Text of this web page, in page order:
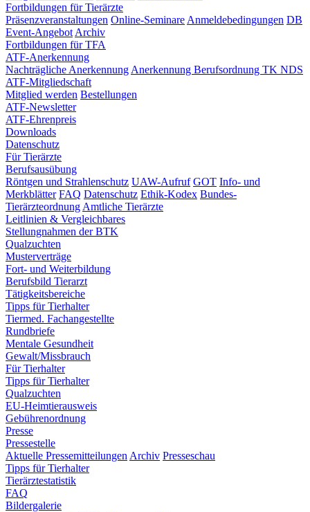
Fortbildungen für Tierärzte
Präsenzveranstaltungen Online-Seminare Anmeldebedingungen DB
Event-Angebot Archiv
Fortbildungen für TFA
ATF-Anerkennung
Nachträgliche Anerkennung Anerkennung Berufsordnung TK NDS
ATF-Mitgliedschaft
Mitglied werden Bestellungen
ATF-Newsletter
ATF-Ehrenpreis
Downloads
Datenschutz
Für Tierärzte
Berufsausübung
Röntgen und Strahlenschutz UAW-Aufruf GOT Info- und
Merkblätter FAQ Datenschutz Ethik-Kodex Bundes-
Tierärzteordnung Amtliche Tierärzte
Leitlinien & Vergleichbares
Stellungnahmen der BTK
Qualzuchten
Musterverträge
Fort- und Weiterbildung
Berufsbild Tierarzt
Tätigkeitsbereiche
Tipps für Tierhalter
Tiermed. Fachangestellte
Rundbriefe
Mentale Gesundheit
Gewalt/Missbrauch
Für Tierhalter
Tipps für Tierhalter
Qualzuchten
EU-Heimtierausweis
Gebührenordnung
Presse
Pressestelle
Aktuelle Pressemitteilungen Archiv Presseschau
Tipps für Tierhalter
Tierärztestatistik
FAQ
Bildergalerie